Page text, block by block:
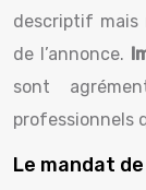
descriptif mais
de l’annonce.
sont
professionnels
Le mandat